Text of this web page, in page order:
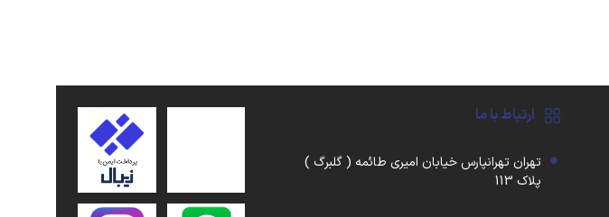
ارتباط با ما
تهران تهرانپارس خیابان امیری طائمه ( گلبرگ )
پلاک 113